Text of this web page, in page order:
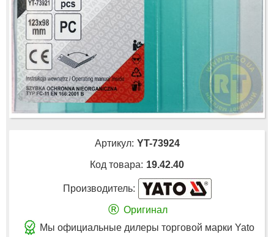
Артикул: YT-73924
Код товара: 19.42.40
Производитель:
® Оригинал
Мы официальные дилеры торговой марки Yato